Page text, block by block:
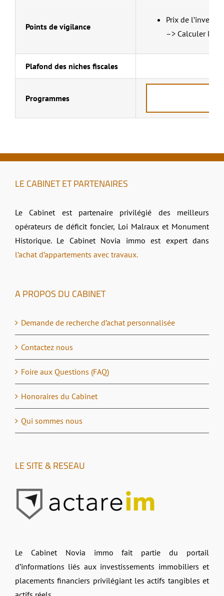
Points de vigilance
Prix de
–> Calculer le
Plafond des niches fiscales
Programmes
LE CABINET ET PARTENAIRES
Le Cabinet est partenaire privilégié des meilleurs
opérateurs de déficit foncier, Loi Malraux et Monument
Historique. Le Cabinet Novia immo est expert dans
l’achat d’appartements avec travaux.
A PROPOS DU CABINET
Demande de recherche d’achat personnalisée
Contactez nous
Foire aux Questions (FAQ)
Honoraires du Cabinet
Qui sommes nous
LE SITE & RESEAU
Le Cabinet Novia immo fait partie du portail
d’informations liés aux investissements immobiliers et
placements financiers privilégiant les actifs tangibles et